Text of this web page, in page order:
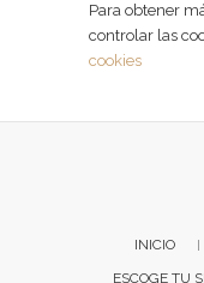
Para obtener
controlar las
cookies
INICIO
ESCOGE TU